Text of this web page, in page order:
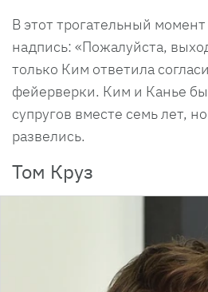
В этот трогательный момент
надпись: «Пожалуйста,
только Ким ответила
фейерверки. Ким и Канье
супругов вместе семь лет,
развелись.
Том Круз